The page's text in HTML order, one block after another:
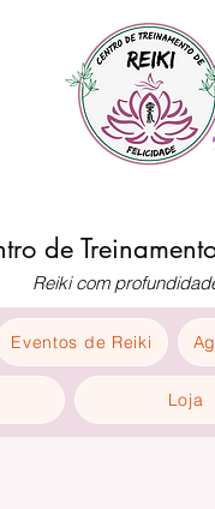
de
Reiki com
Eventos de Reiki
Loja